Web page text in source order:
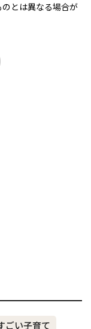
とは異なる場合が
ごい子育て